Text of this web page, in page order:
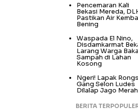
Pencemaran Kali
Bekasi Mereda,
Pastikan Air
Bening
Waspada El Nino,
Disdamkarmat
Larang Warga
Sampah di Lahan
Kosong
Ngeri! Lapak
Gang Selon Ludes
Dilalap Jago Merah
BERITA